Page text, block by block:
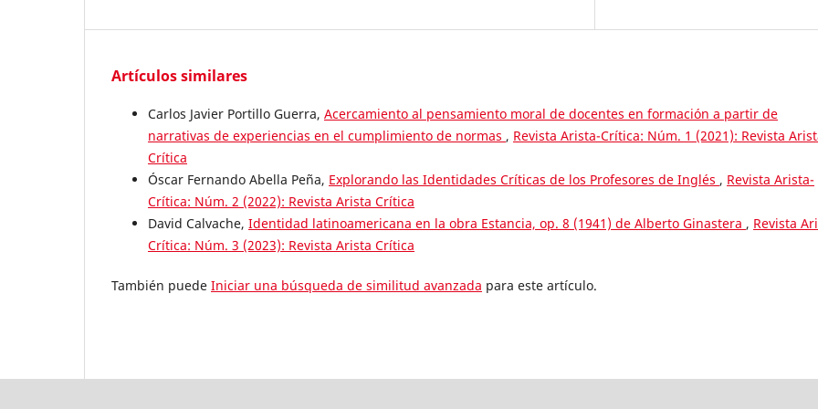
Artículos similares
Carlos Javier Portillo Guerra, Acercamiento al pensamiento moral de docentes en formación a partir de
narrativas de experiencias en el cumplimiento de normas , Revista Arista-Crítica: Núm. 1 (2021): Revista
Crítica
Óscar Fernando Abella Peña, Explorando las Identidades Críticas de los Profesores de Inglés , Revista Arista-
Crítica: Núm. 2 (2022): Revista Arista Crítica
David Calvache, Identidad latinoamericana en la obra Estancia, op. 8 (1941) de Alberto Ginastera , Revista
Crítica: Núm. 3 (2023): Revista Arista Crítica
También puede Iniciar una búsqueda de similitud avanzada para este artículo.